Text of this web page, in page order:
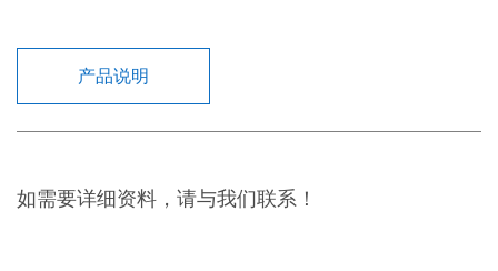
产品说明
如需要详细资料，请与我们联系！